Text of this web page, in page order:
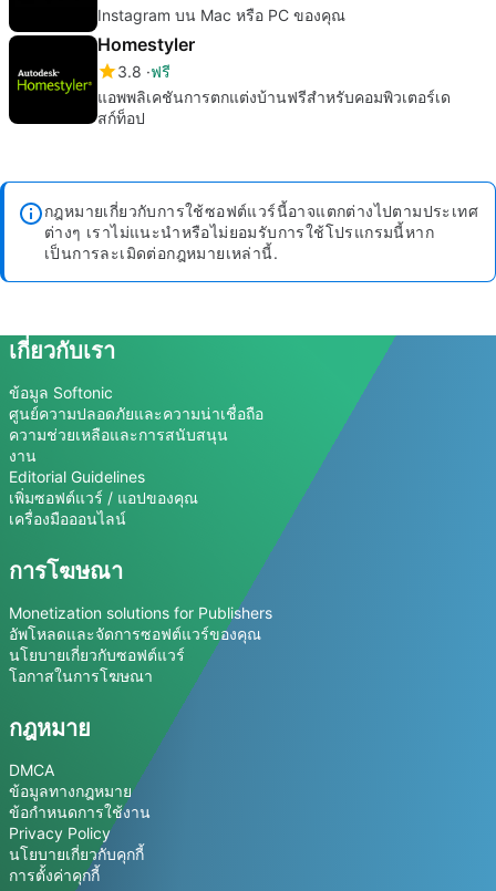
Instagram บน Mac หรือ PC ของคุณ
Homestyler
3.8 ฟรี
แอพพลิเคชันการตกแต่งบ้านฟรีสำหรับคอมพิวเตอร์เด
สก์ท็อป
กฎหมายเกี่ยวกับการใช้ซอฟต์แวร์นี้อาจแตกต่างไปตามประเทศ
ต่างๆ เราไม่แนะนำหรือไม่ยอมรับการใช้โปรแกรมนี้หาก
เป็นการละเมิดต่อกฎหมายเหล่านี้.
เกี่ยวกับเรา
ข้อมูล Softonic
ศูนย์ความปลอดภัยและความน่าเชื่อถือ
ความช่วยเหลือและการสนับสนุน
งาน
Editorial Guidelines
เพิ่มซอฟต์แวร์ / แอปของคุณ
เครื่องมือออนไลน์
การโฆษณา
Monetization solutions for Publishers
อัพโหลดและจัดการซอฟต์แวร์ของคุณ
นโยบายเกี่ยวกับซอฟต์แวร์
โอกาสในการโฆษณา
กฎหมาย
DMCA
ข้อมูลทางกฎหมาย
ข้อกำหนดการใช้งาน
Privacy Policy
นโยบายเกี่ยวกับคุกกี้
การตั้งค่าคุกกี้